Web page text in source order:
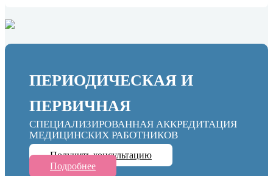
ПЕРИОДИЧЕСКАЯ И
ПЕРВИЧНАЯ
СПЕЦИАЛИЗИРОВАННАЯ АККРЕДИТАЦИЯ
МЕДИЦИНСКИХ РАБОТНИКОВ
Получить консультацию
Подробнее